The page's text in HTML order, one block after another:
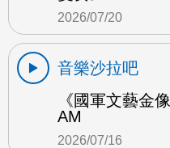
2026/07/20
音樂沙拉吧
《國軍文藝金
AM
2026/07/16